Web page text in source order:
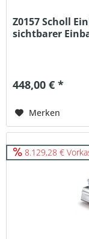
Z0157 Scholl
sichtbarer
448,00 € *
Merken
8.129,28 €